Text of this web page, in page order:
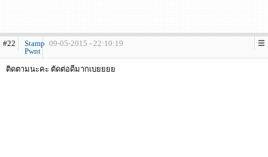
#22
Stamp
Pwnt
09-05-2015 - 22:10:19
ติดตามนะคะ ตัดต่อดีมากเบยยยย